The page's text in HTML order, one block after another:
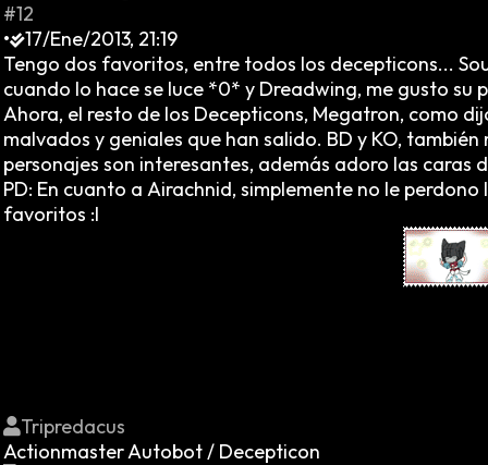
#12
•
17/Ene/2013, 21:19
Tengo dos favoritos, entre todos los decepticons...
cuando lo hace se luce *0* y Dreadwing, me gusto
Ahora, el resto de los Decepticons, Megatron, como
malvados y geniales que han salido. BD y KO, también
personajes son interesantes, además adoro las caras
PD: En cuanto a Airachnid, simplemente no le
favoritos :I
Tripredacus
Actionmaster Autobot / Decepticon